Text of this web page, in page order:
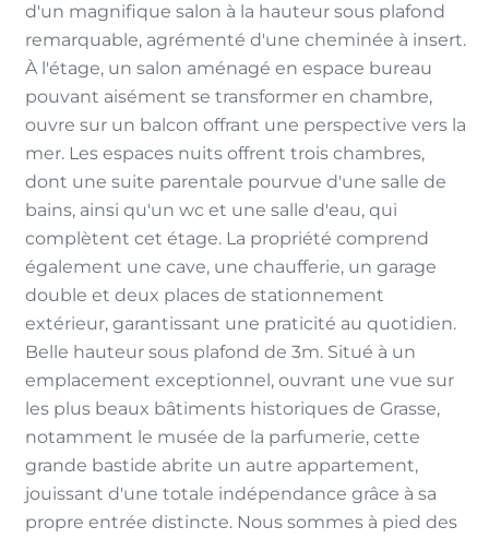
d'un magnifique salon à la hauteur sous plafond
remarquable, agrémenté d'une cheminée à insert.
À l'étage, un salon aménagé en espace bureau
pouvant aisément se transformer en chambre,
ouvre sur un balcon offrant une perspective vers la
mer. Les espaces nuits offrent trois chambres,
dont une suite parentale pourvue d'une salle de
bains, ainsi qu'un wc et une salle d'eau, qui
complètent cet étage. La propriété comprend
également une cave, une chaufferie, un garage
double et deux places de stationnement
extérieur, garantissant une praticité au quotidien.
Belle hauteur sous plafond de 3m. Situé à un
emplacement exceptionnel, ouvrant une vue sur
les plus beaux bâtiments historiques de Grasse,
notamment le musée de la parfumerie, cette
grande bastide abrite un autre appartement,
jouissant d'une totale indépendance grâce à sa
propre entrée distincte. Nous sommes à pied des